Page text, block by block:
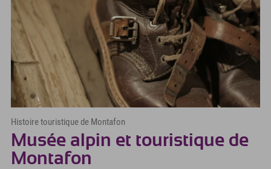
Histoire touristique de Montafon
Musée alpin et touristique de
Montafon